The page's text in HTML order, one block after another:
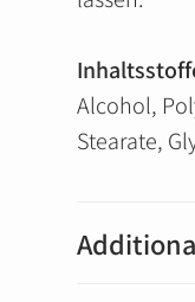
Alcohol,
Stearate,